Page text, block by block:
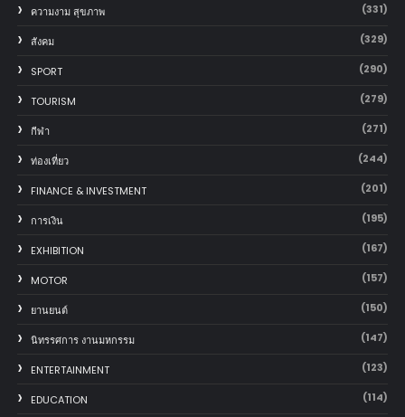
ความงาม สุขภาพ (331)
สังคม (329)
SPORT (290)
TOURISM (279)
กีฬา (271)
ท่องเที่ยว (244)
FINANCE & INVESTMENT (201)
การเงิน (195)
EXHIBITION (167)
MOTOR (157)
‎ยานยนต์‎ (150)
นิทรรศการ งานมหกรรม (147)
ENTERTAINMENT (123)
EDUCATION (114)